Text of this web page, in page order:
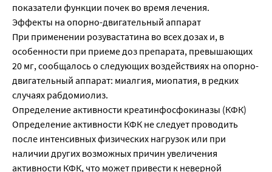
показатели функции почек во время лечения.
Эффекты на опорно-двигательный аппарат
При применении розувастатина во всех дозах и, в
особенности при приеме доз препарата, превышающих
20 мг, сообщалось о следующих воздействиях на опорно-
двигательный аппарат: миалгия, миопатия, в редких
случаях рабдомиолиз.
Определение активности креатинфосфокиназы (КФК)
Определение активности КФК не следует проводить
после интенсивных физических нагрузок или при
наличии других возможных причин увеличения
активности КФК, что может привести к неверной